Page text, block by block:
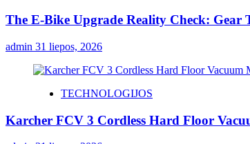
The E-Bike Upgrade Reality Check:
admin 31 liepos, 2026
TECHNOLOGIJOS
Karcher FCV 3 Cordless Hard Floor